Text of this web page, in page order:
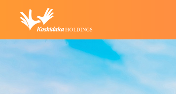
企業情報
グループ事業
IR情報